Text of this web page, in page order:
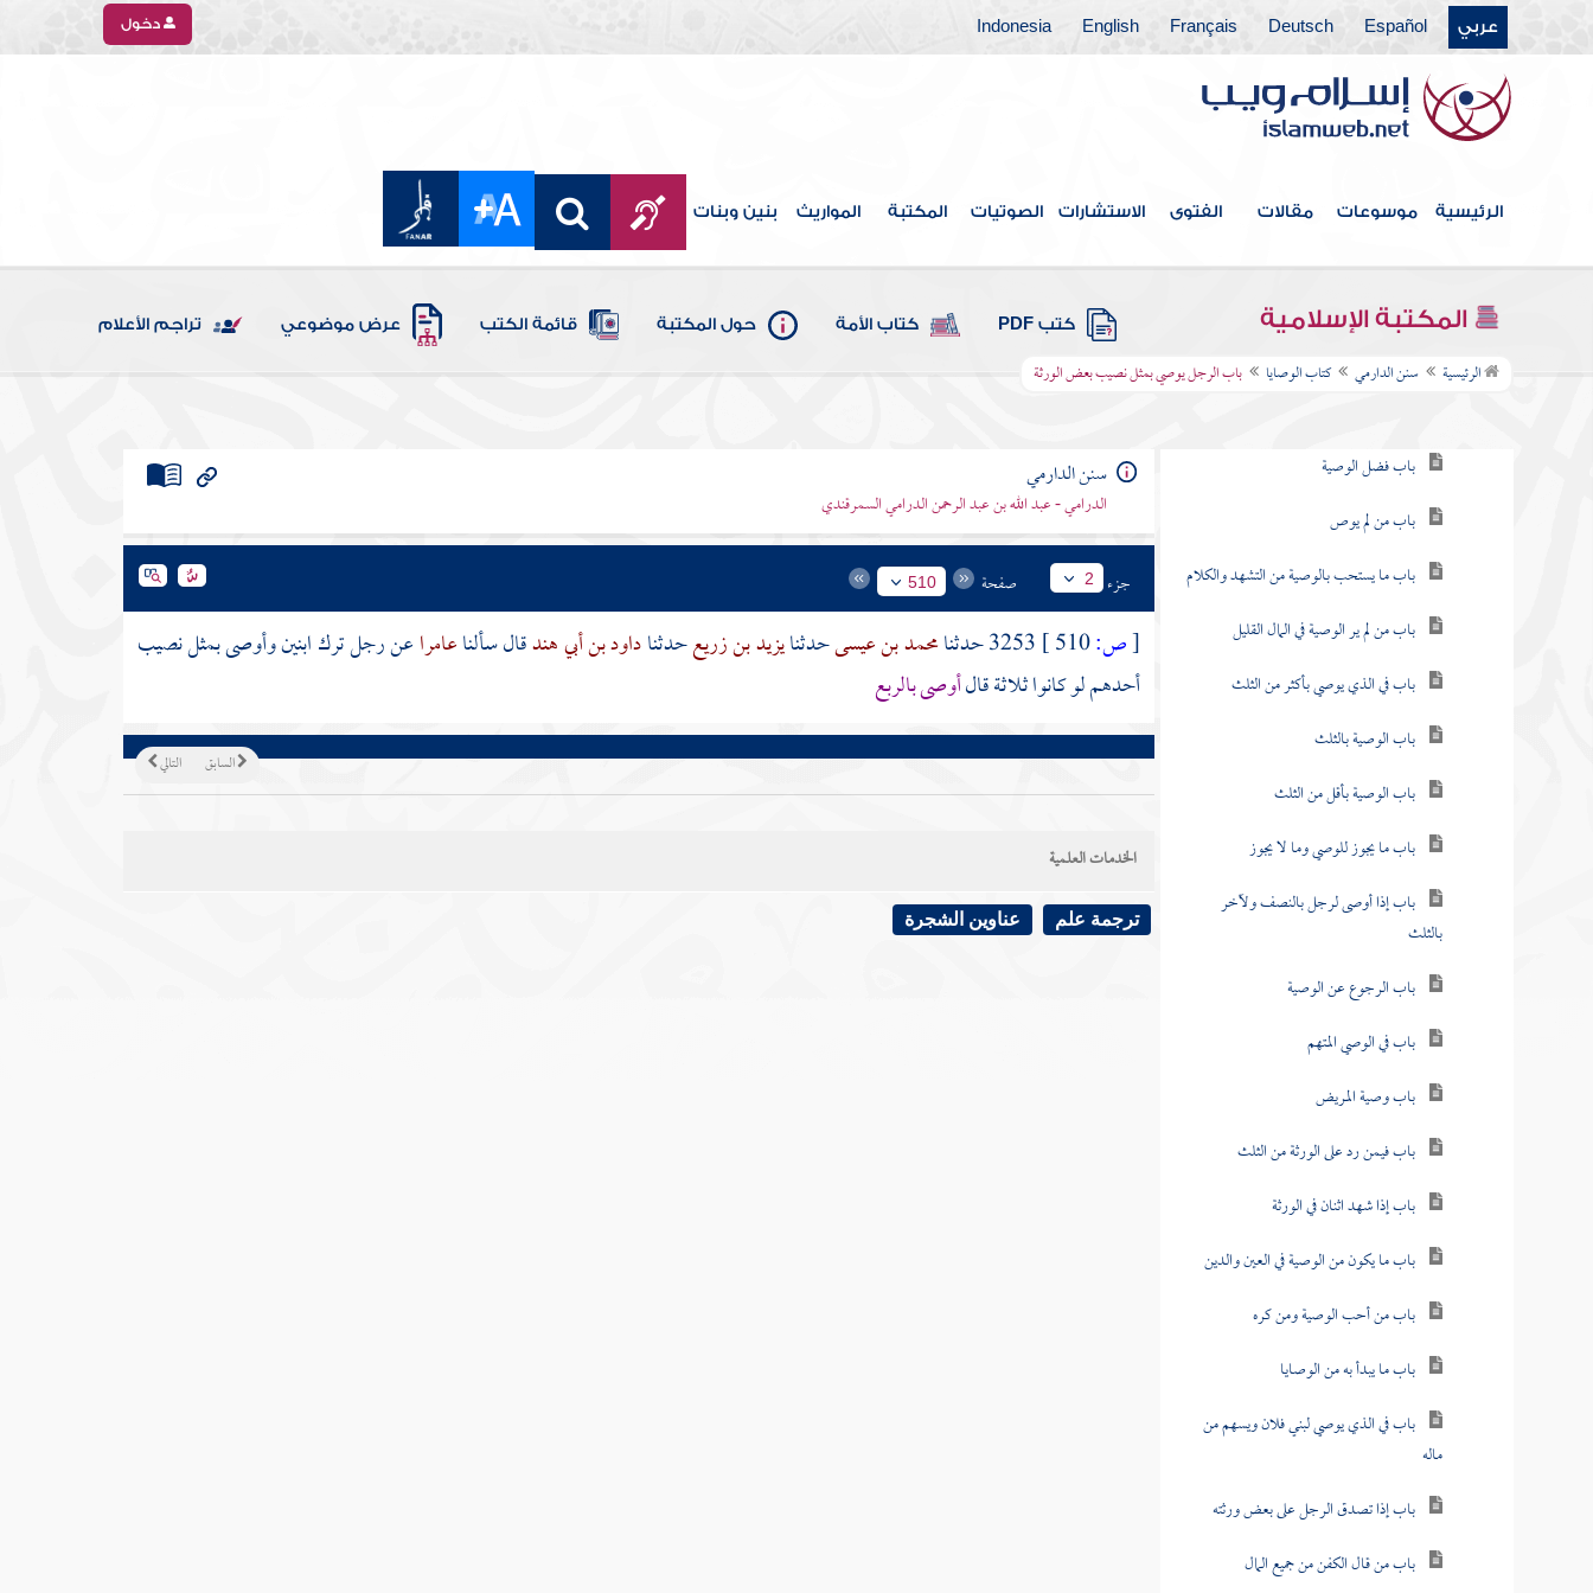
عربي Español
Deutsch
Français
English
Indonesia دخول
الرئيسية موسوعات مقالات الفتوى الاستشارات الصوتيات المكتبة المواريث بنين وبنات
المكتبة الإسلامية كتب PDF كتاب الأمة حول المكتبة قائمة الكتب عرض موضوعي تراجم الأعلام
الرئيسية سنن الدارمي كتاب الوصايا باب الرجل يوصي بمثل نصيب بعض الورثة
كتاب الجهاد
كتاب السير
كتاب البيوع
كتاب الاستئذان
كتاب الرقاق
كتاب الفرائض
كتاب الوصايا
باب فضل الوصية
باب من لم يوص
باب ما يستحب بالوصية من التشهد والكلام
باب من لم ير الوصية في المال القليل
باب في الذي يوصي بأكثر من الثلث
باب الوصية بالثلث
باب الوصية بأقل من الثلث
باب ما يجوز للوصي وما لا يجوز
باب إذا أوصى لرجل بالنصف ولآخر
بالثلث
باب الرجوع عن الوصية
باب في الوصي المتهم
باب وصية المريض
باب فيمن رد على الورثة من الثلث
باب إذا شهد اثنان في الورثة
باب ما يكون من الوصية في العين والدين
باب من أحب الوصية ومن كره
باب ما يبدأ به من الوصايا
باب في الذي يوصي لبني فلان ويسهم من
ماله
باب إذا تصدق الرجل على بعض ورثته
باب من قال الكفن من جميع المال
سنن الدارمي
الدرامي - عبد الله بن عبد الرحمن الدرامي السمرقندي
جزء 2 صفحة 510
[ص:510 ] 3253 حدثنا محمد بن عيسىحدثنايزيد بن زريعحدثناداود بن أبي هندقال سألناعامراعن رجل ترك ابنين وأوصى بمثل نصيب
أحدهم لو كانوا ثلاثة قالأوصى بالربع
التالي السابق
الخدمات العلمية
ترجمة علم عناوين الشجرة